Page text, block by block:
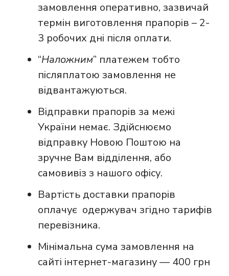
замовлення оперативно, зазвичай
термін виготовлення прапорів – 2-
3 робочих дні після оплати.
“Наложним” платежем тобто
післяплатою замовлення не
відвантажуються.
Відправки прапорів за межі
України немає. Здійснюємо
відправку Новою Поштою на
зручне Вам відділення, або
самовивіз з нашого офісу.
Вартість доставки прапорів
оплачує одержувач згідно тарифів
перевізника.
Мінімальна сума замовлення на
сайті інтернет-магазину — 400 грн